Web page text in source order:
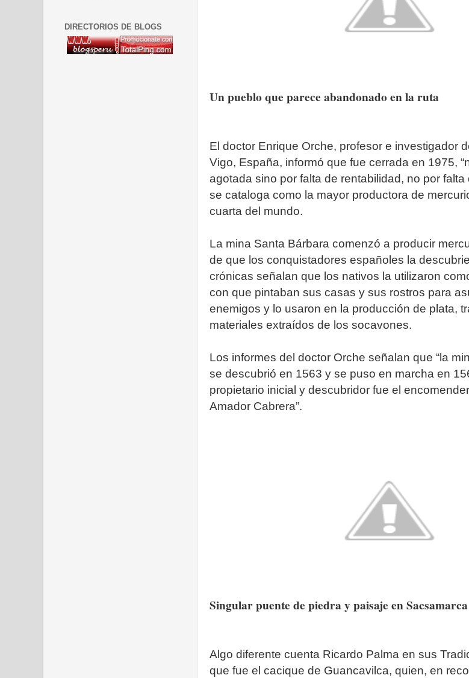
Un pueblo que parece abandonado en la ruta
El doctor Enrique Orche, profesor e investigador
Vigo, España, informó que fue cerrada en 1975,
agotada sino por falta de rentabilidad, no por falta
se cataloga como la mayor productora de
cuarta del mundo.
La mina Santa Bárbara comenzó a producir
de que los conquistadores españoles la
crónicas señalan que los nativos la utilizaron
con que pintaban sus casas y sus rostros para
enemigos y lo usaron en la producción de plata,
materiales extraídos de los socavones.
Los informes del doctor Orche señalan que “la
se descubrió en 1563 y se puso en marcha en
propietario inicial y descubridor fue el
Amador Cabrera”.
Singular puente de piedra y paisaje en Sacsamarca
Algo diferente cuenta Ricardo Palma en sus
que fue el cacique de Guancavilca, quien, en
DIRECTORIOS DE BLOGS